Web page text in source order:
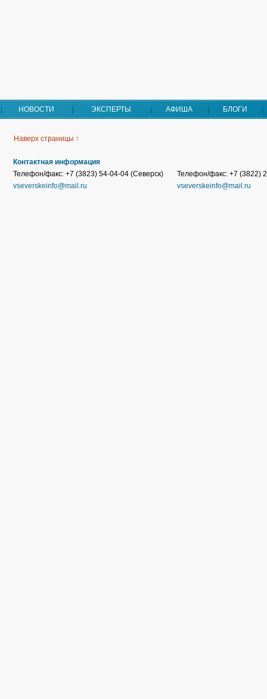
НОВОСТИ ЭКСПЕРТЫ АФИША БЛОГИ
Наверх страницы ↑
Контактная информация
Телефон/факс: +7 (3823) 54-04-04 (Северск)
vseverskeinfo@mail.ru
Телефон/факс: +7 (3822)
vseverskeinfo@mail.ru